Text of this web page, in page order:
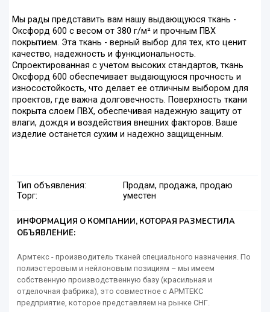
Мы рады представить вам нашу выдающуюся ткань -
Оксфорд 600 с весом от 380 г/м² и прочным ПВХ
покрытием. Эта ткань - верный выбор для тех, кто ценит
качество, надежность и функциональность.
Спроектированная с учетом высоких стандартов, ткань
Оксфорд 600 обеспечивает выдающуюся прочность и
износостойкость, что делает ее отличным выбором для
проектов, где важна долговечность. Поверхность ткани
покрыта слоем ПВХ, обеспечивая надежную защиту от
влаги, дождя и воздействия внешних факторов. Ваше
изделие останется сухим и надежно защищенным.
Тип объявления:
Продам, продажа, продаю
Торг:
уместен
ИНФОРМАЦИЯ О КОМПАНИИ, КОТОРАЯ РАЗМЕСТИЛА
ОБЪЯВЛЕНИЕ:
Армтекс - производитель тканей специального назначения. По
полиэстеровым и нейлоновым позициям – мы имеем
собственную производственную базу (красильная и
отделочная фабрика), это совместное с АРМТЕКС
предприятие, которое представляем на рынке СНГ.